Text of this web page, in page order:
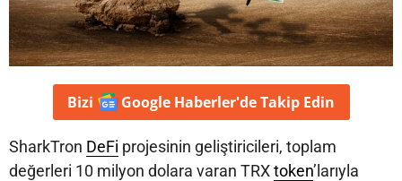
Bizi Google Haberler'deTakip Edin
SharkTron DeFi projesinin geliştiricileri, toplam
değerleri 10 milyon dolara varan TRXtoken’larıyla